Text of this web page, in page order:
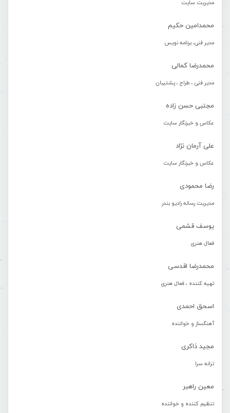
مدیریت سایت
محمدامین حکیم
مدیر فنی، برنامه نویس
محمدرضا کمالی
مدیر فنی ، طراح ، پشتیبان
مجتبی حسن زاده
عکاس و خبرنگار سایت
علی آرمان نژاد
عکاس و خبرنگار سایت
رضا محمودی
مدیریت رسانه رادیو بندر
یوسف قشمی
فعال هنری
محمدرضا اقدسی
تهیه کننده ، فعال هنری
اسحق احمدی
آهنگساز و خواننده
مجید ذاکری
ترانه سرا
معین راهبر
تنظیم کننده و خواننده